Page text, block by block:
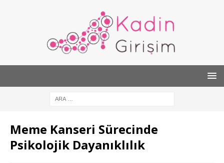
Meme Kanseri Sürecinde
Psikolojik Dayanıklılık